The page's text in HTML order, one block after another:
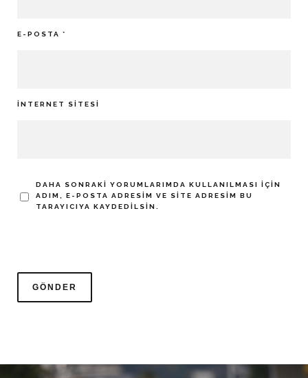
E-POSTA *
İNTERNET SITESI
DAHA SONRAKI YORUMLARIMDA KULLANILMASI IÇIN
ADIM, E-POSTA ADRESIM VE SITE ADRESIM BU
TARAYICIYA KAYDEDILSIN.